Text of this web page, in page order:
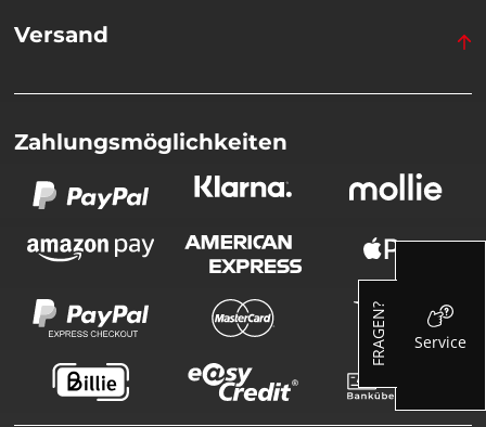
Versand
Zahlungsmöglichkeiten
FRAGEN? Service